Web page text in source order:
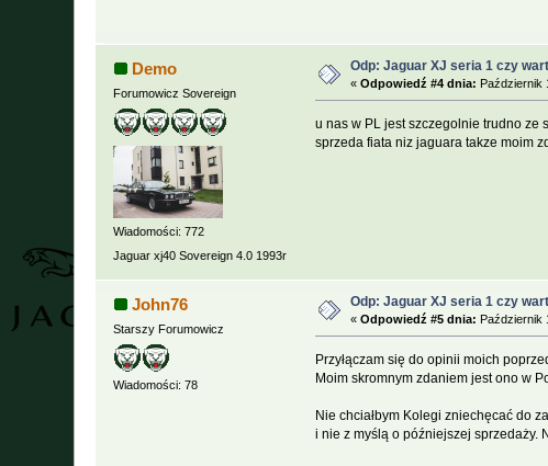
Demo
Forumowicz Sovereign
Wiadomości: 772
Jaguar xj40 Sovereign 4.0 1993r
Odp: Jaguar XJ seria 1 czy
«Odpowiedź #4 dnia: Październik
u nas w PL jest szczegolnie trudno ze
sprzeda fiata niz jaguara takze moim
John76
Starszy Forumowicz
Wiadomości: 78
Odp: Jaguar XJ seria 1 czy
«Odpowiedź #5 dnia: Październik
Przyłączam się do opinii moich
Moim skromnym zdaniem jest ono w
Nie chciałbym Kolegi zniechęcać do
i nie z myślą o późniejszej sprzedaży.